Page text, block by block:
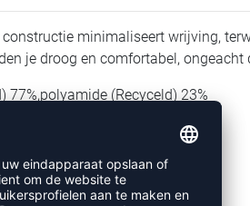
minimaliseert wrijving,
je droog en comfortabel, ongeacht
77%,polyamide (Recyceld) 23%